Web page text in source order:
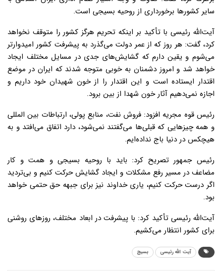
سایر کشورها برخورداری از روحیه بسیجی است.
آیت‌الله رئیسی با تأکید بر اینکه تحریم هرگز کشور را متوقف نخواهد
کرد، گفت: هر روز که از عمر دولت می‌گذرد به پیشرفت کشور امیدوارتر
می‌شوم و یقین دارم که گشایش‌های جدی در مسایل مختلف ایجاد
خواهد شد و امروز دشمنان به خوبی متوجه شدند که ایران در موضع
اقتدار ایستاده است و این اقتدار را از خون شهیدان خود داریم و
اجازه نمی‌دهیم آثار خون شهدا از بین برود.
رئیس قوه مجریه افزود: فروش نفت، منابع پولی، ارتباطات بین المللی
و همه چیزهایی که قبلی‌ها می‌گفتند نمی‌‎شود، دارد اتفاق می‌افتد و به
هیچ‎کس در دنیا باج نداده‌ایم.
رئیس جمهور تصریح کرد: باید با روحیه بسیجی و همت و کار
مضاعف در مسیر رفع مشکلات و ایجاد گشایش حرکت کنیم و بی‌تردید
اگر درست حرکت کنیم، یاری خداوند نیز برای جبهه حق حتمی خواهد
بود.
آیت‌الله رئیسی تأکید کرد: با پیشرفت در ابعاد مختلف، روزهای روشنی
برای کشور انتظار می‌کشیم.
آیت الله رئیسی بسیج